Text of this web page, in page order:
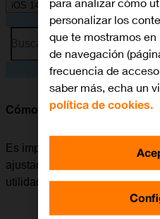
iOS 14.1
Busca por problema o tema
Cómo ajustar la fecha y la
Es importante que la fecha y
ajustadas correctamente, de
utilidades del teléfono no
personalizar los
que te mostramos
de navegación
frecuencia de
saber más, echa un
política de cookies.